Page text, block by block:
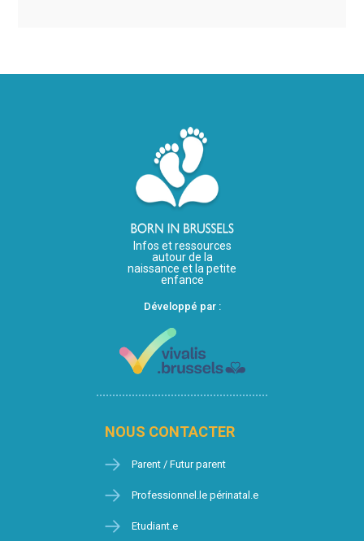
Infos et ressources
autour de la
naissance et la petite
enfance
Développé par :
NOUS CONTACTER
Parent / Futur parent
Professionnel.le périnatal.e
Etudiant.e